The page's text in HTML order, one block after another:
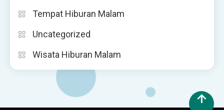
Tempat Hiburan Malam
Uncategorized
Wisata Hiburan Malam